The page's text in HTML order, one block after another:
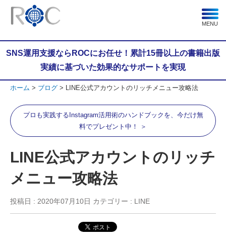
MENU
SNS運用支援ならROCにお任せ！累計15冊以上の書籍出版
実績に基づいた効果的なサポートを実現
ホーム ブログ LINE公式アカウントのリッチメニュー攻略法
プロも実践するInstagram活用術のハンドブックを、今だけ無
料でプレゼント中！ ＞
LINE公式アカウントのリッチ
メニュー攻略法
投稿日 : 2020年07月10日 カテゴリー : LINE